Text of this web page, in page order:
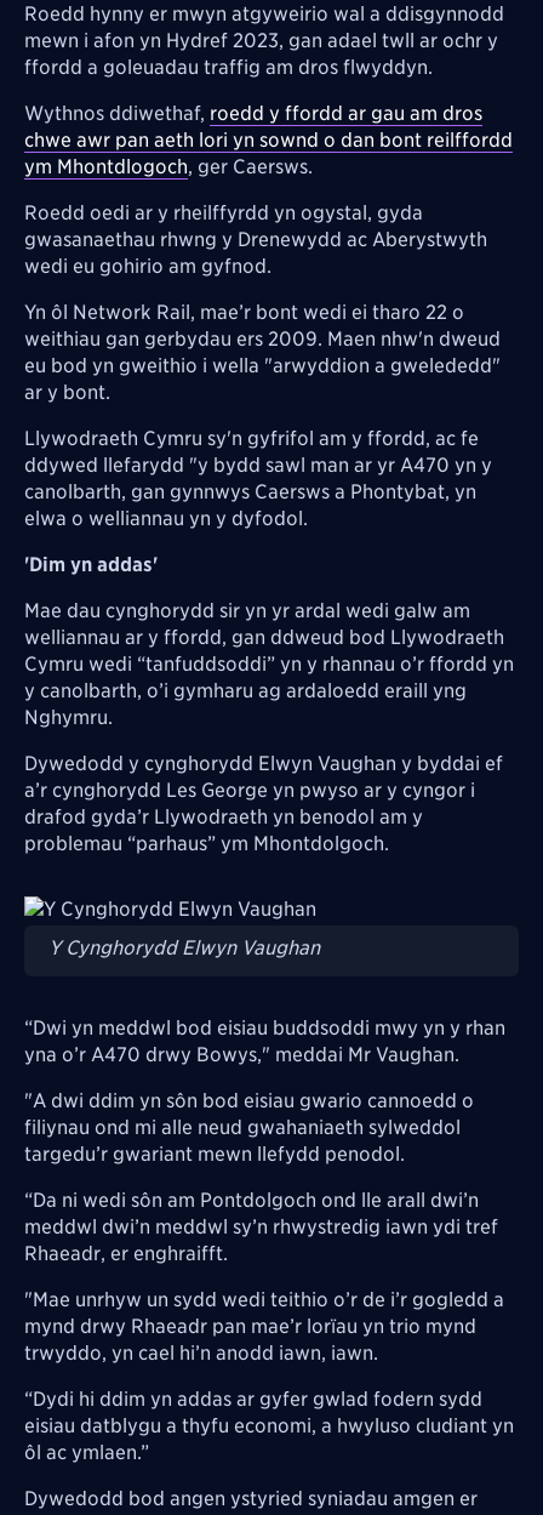
Roedd hynny er mwyn atgyweirio wal a ddisgynnodd
mewn i afon yn Hydref 2023, gan adael twll ar ochr y
ffordd a goleuadau traffig am dros flwyddyn.
Wythnos ddiwethaf, roedd y ffordd ar gau am dros
chwe awr pan aeth lori yn sownd o dan bont reilffordd
ym Mhontdlogoch, ger Caersws.
Roedd oedi ar y rheilffyrdd yn ogystal, gyda
gwasanaethau rhwng y Drenewydd ac Aberystwyth
wedi eu gohirio am gyfnod.
Yn ôl Network Rail, mae’r bont wedi ei tharo 22 o
weithiau gan gerbydau ers 2009. Maen nhw'n dweud
eu bod yn gweithio i wella "arwyddion a gwelededd"
ar y bont.
Llywodraeth Cymru sy'n gyfrifol am y ffordd, ac fe
ddywed llefarydd "y bydd sawl man ar yr A470 yn y
canolbarth, gan gynnwys Caersws a Phontybat, yn
elwa o welliannau yn y dyfodol.
'Dim yn addas'
Mae dau cynghorydd sir yn yr ardal wedi galw am
welliannau ar y ffordd, gan ddweud bod Llywodraeth
Cymru wedi “tanfuddsoddi” yn y rhannau o’r ffordd yn
y canolbarth, o’i gymharu ag ardaloedd eraill yng
Nghymru.
Dywedodd y cynghorydd Elwyn Vaughan y byddai ef
a’r cynghorydd Les George yn pwyso ar y cyngor i
drafod gyda’r Llywodraeth yn benodol am y
problemau “parhaus” ym Mhontdolgoch.
Image
Y Cynghorydd Elwyn Vaughan
“Dwi yn meddwl bod eisiau buddsoddi mwy yn y rhan
yna o’r A470 drwy Bowys," meddai Mr Vaughan.
"A dwi ddim yn sôn bod eisiau gwario cannoedd o
filiynau ond mi alle neud gwahaniaeth sylweddol
targedu’r gwariant mewn llefydd penodol.
“Da ni wedi sôn am Pontdolgoch ond lle arall dwi’n
meddwl dwi’n meddwl sy’n rhwystredig iawn ydi tref
Rhaeadr, er enghraifft.
"Mae unrhyw un sydd wedi teithio o’r de i’r gogledd a
mynd drwy Rhaeadr pan mae’r lorïau yn trio mynd
trwyddo, yn cael hi’n anodd iawn, iawn.
“Dydi hi ddim yn addas ar gyfer gwlad fodern sydd
eisiau datblygu a thyfu economi, a hwyluso cludiant yn
ôl ac ymlaen.”
Dywedodd bod angen ystyried syniadau amgen er